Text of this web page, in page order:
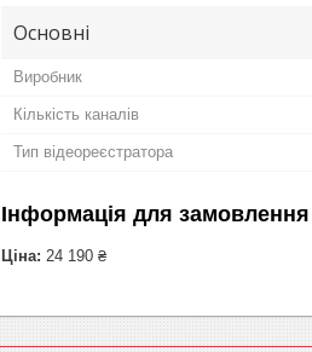
Основні
Виробник
Кількість каналів
Тип відеореєстратора
Інформація для замовлення
Ціна: 24 190 ₴